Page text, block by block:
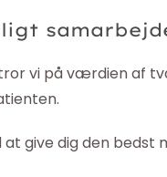
tror vi på værdien af
at give dig den